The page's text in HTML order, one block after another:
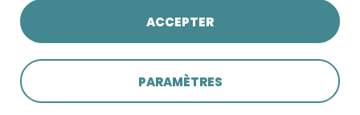
ACCEPTER
PARAMÈTRES
Restez connecté :